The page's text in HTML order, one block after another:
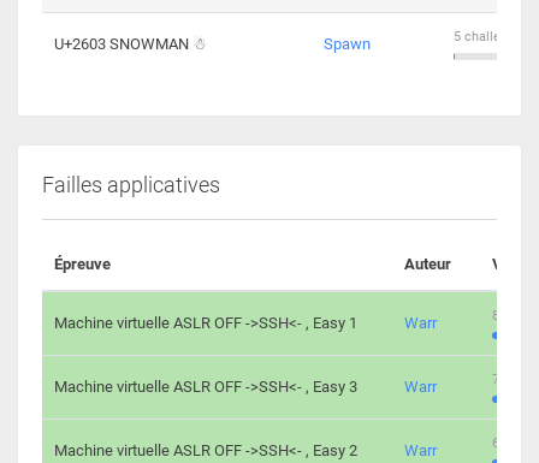
U+2603 SNOWMAN ☃ Spawn 5 challengers
Failles applicatives
Épreuve Auteur
Machine virtuelle ASLR OFF ->SSH<- , Easy 1 Warr 801
Machine virtuelle ASLR OFF ->SSH<- , Easy 3 Warr 746
Machine virtuelle ASLR OFF ->SSH<- , Easy 2 Warr 681